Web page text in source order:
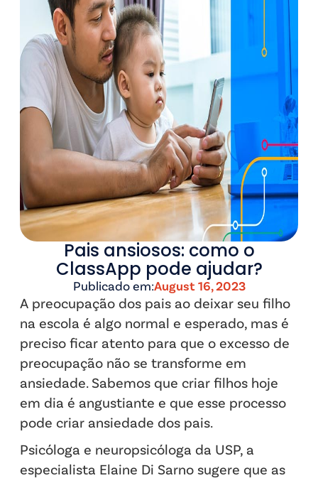
Pais ansiosos: como o
ClassApp pode ajudar?
Publicado em:August 16, 2023
A preocupação dos pais ao deixar seu filho
na escola é algo normal e esperado, mas é
preciso ficar atento para que o excesso de
preocupação não se transforme em
ansiedade. Sabemos que criar filhos hoje
em dia é angustiante e que esse processo
pode criar ansiedade dos pais.
Psicóloga e neuropsicóloga da USP, a
especialista Elaine Di Sarno sugere que as